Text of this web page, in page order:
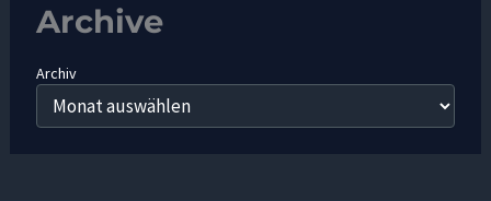
Archive
Archiv